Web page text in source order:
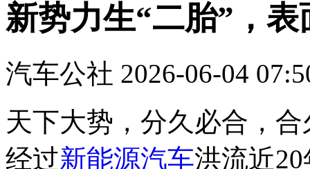
新势力生“二胎”，
汽车公社 2026-06-04
天下大势，分久必合，
经过新能源汽车洪流近